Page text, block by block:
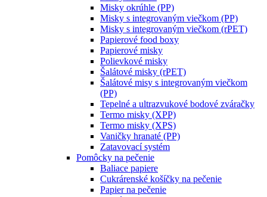
Misky okrúhle (PP)
Misky s integrovaným viečkom (PP)
Misky s integrovaným viečkom (rPET)
Papierové food boxy
Papierové misky
Polievkové misky
Šalátové misky (rPET)
Šalátové misy s integrovaným viečkom
(PP)
Tepelné a ultrazvukové bodové zváračky
Termo misky (XPP)
Termo misky (XPS)
Vaničky hranaté (PP)
Zatavovací systém
Pomôcky na pečenie
Baliace papiere
Cukrárenské košíčky na pečenie
Papier na pečenie